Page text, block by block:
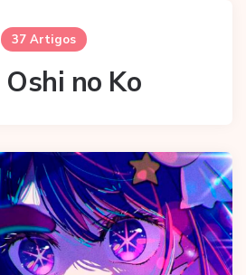
37 Artigos
Oshi no Ko